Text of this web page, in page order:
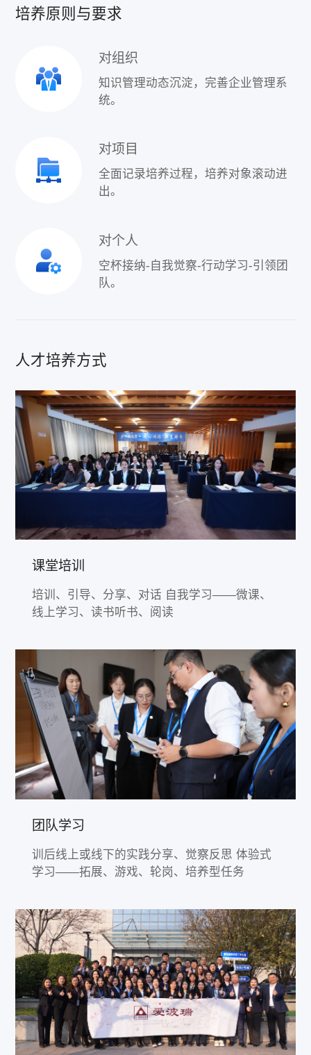
培养原则与要求
对组织
知识管理动态沉淀，完善企业管理系
统。
对项目
全面记录培养过程，培养对象滚动进
出。
对个人
空杯接纳-自我觉察-行动学习-引领团
队。
人才培养方式
课堂培训
培训、引导、分享、对话 自我学习——微课、
线上学习、读书听书、阅读
团队学习
训后线上或线下的实践分享、觉察反思 体验式
学习——拓展、游戏、轮岗、培养型任务